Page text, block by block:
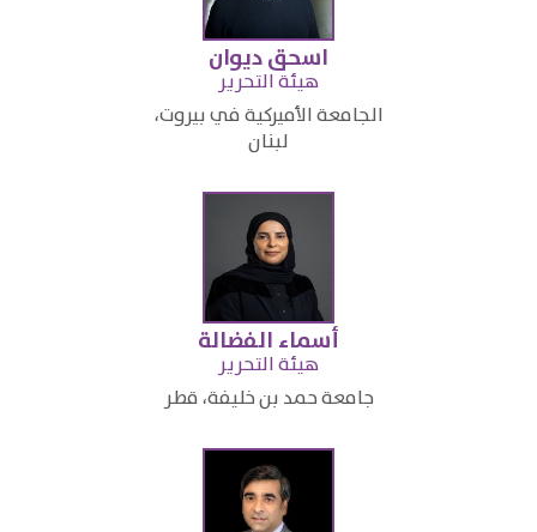
اسحق ديوان
هيئة التحرير
الجامعة الأميركية في بيروت،
لبنان​
أسماء الفضالة
​هيئة التحرير
جامعة حمد بن خليفة، قطر​